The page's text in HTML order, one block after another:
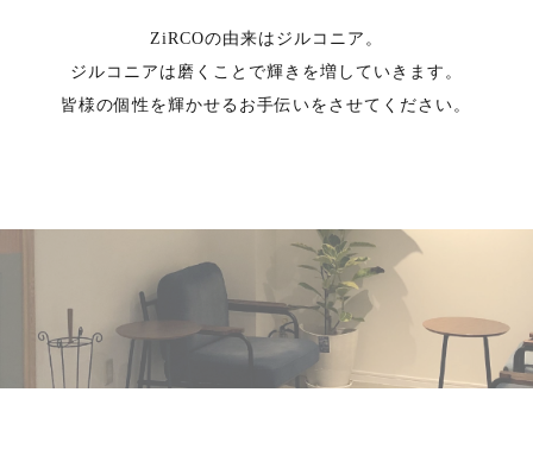
ZiRCOの由来はジルコニア。
ジルコニアは磨くことで輝きを増していきます。
皆様の個性を輝かせるお手伝いをさせてください。